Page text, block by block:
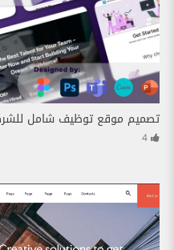
تصميم موقع توظيف شامل